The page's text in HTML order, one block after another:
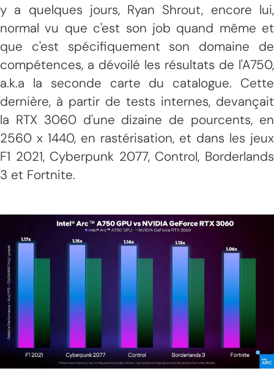
y a quelques jours, Ryan Shrout, encore lui,
normal vu que c'est son job quand même et
que c'est spécifiquement son domaine de
compétences, a dévoilé les résultats de l'A750,
a.k.a la seconde carte du catalogue. Cette
dernière, à partir de tests internes, devançait
la RTX 3060 d'une dizaine de pourcents, en
2560 x 1440, en rastérisation, et dans les jeux
F1 2021, Cyberpunk 2077, Control, Borderlands
3 et Fortnite.